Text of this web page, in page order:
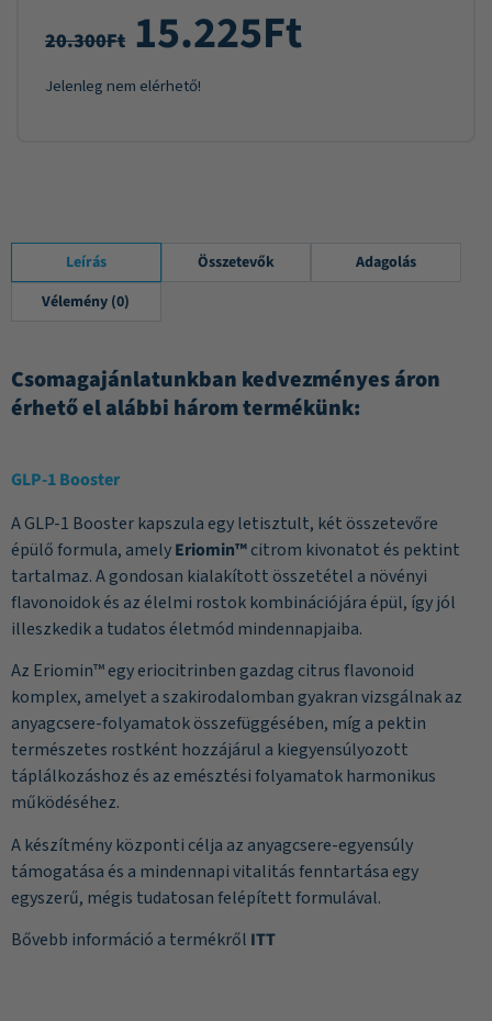
20.300Ft 15.225Ft
Jelenleg nem elérhető!
Leírás Összetevők
Adagolás
Vélemény (0)
Csomagajánlatunkban kedvezményes áron
érhető el alábbi három termékünk:
GLP-1 Booster
A GLP-1 Booster kapszula egy letisztult, két összetevőre
épülő formula, amelyEriomin™citrom kivonatot és pektint
tartalmaz. A gondosan kialakított összetétel a növényi
flavonoidok és az élelmi rostok kombinációjára épül, így jól
illeszkedik a tudatos életmód mindennapjaiba.
Az Eriomin™ egy eriocitrinben gazdag citrus flavonoid
komplex, amelyet a szakirodalomban gyakran vizsgálnak az
anyagcsere-folyamatok összefüggésében, míg a pektin
természetes rostként hozzájárul a kiegyensúlyozott
táplálkozáshoz és az emésztési folyamatok harmonikus
működéséhez.
A készítmény központi célja az anyagcsere-egyensúly
támogatása és a mindennapi vitalitás fenntartása egy
egyszerű, mégis tudatosan felépített formulával.
Bővebb információ a termékről ITT